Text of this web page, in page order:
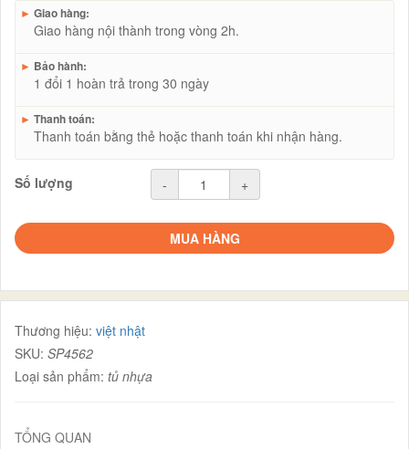
► Giao hàng:
Giao hàng nội thành trong vòng 2h.
► Bảo hành:
1 đổi 1 hoàn trả trong 30 ngày
► Thanh toán:
Thanh toán bằng thẻ hoặc thanh toán khi nhận hàng.
Số lượng - +
MUA HÀNG
Thương hiệu: việt nhật
SKU: SP4562
Loại sản phẩm: tủ nhựa
TỔNG QUAN